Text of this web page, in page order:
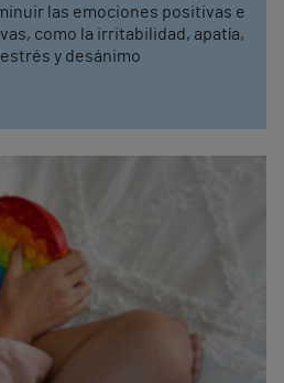
las emociones positivas e
como la irritabilidad, apatía,
y desánimo